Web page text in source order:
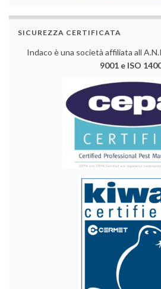
SICUREZZA CERTIFICATA
Indaco è una società affiliata all
9001 e ISO